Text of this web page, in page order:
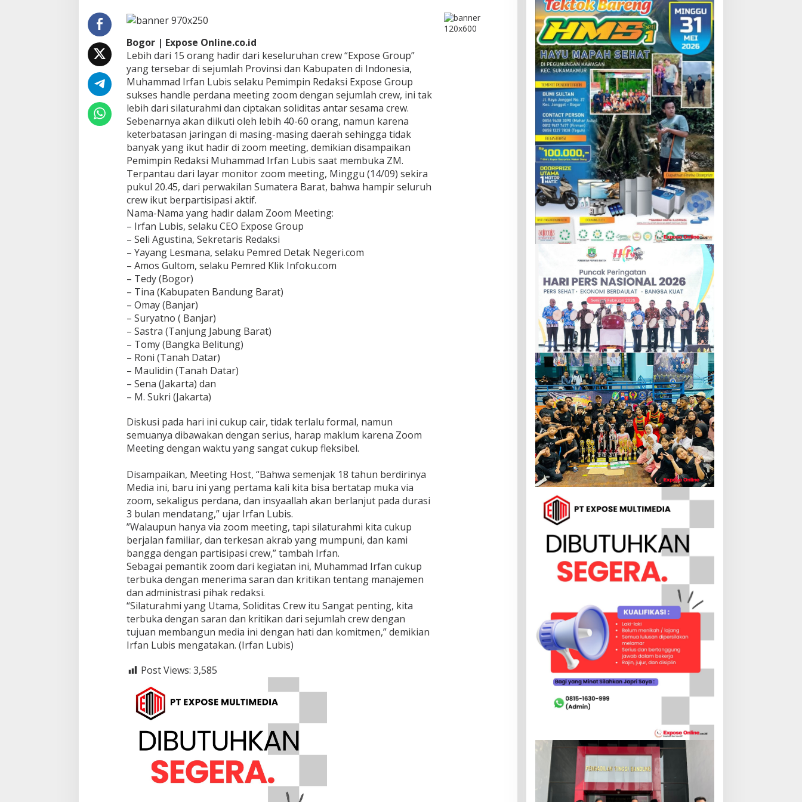
u
r
a
h
m
i
M
e
a
l
u
i
o
o
m
M
e
t
i
g
Bogor | Expose Online.co.id
Lebih dari 15 orang hadir dari keseluruhan crew “Expose Group”
yang tersebar di sejumlah Provinsi dan Kabupaten di Indonesia,
Muhammad Irfan Lubis selaku Pemimpin Redaksi Expose Group
sukses handle perdana meeting zoom dengan sejumlah crew, ini tak
lebih dari silaturahmi dan ciptakan soliditas antar sesama crew.
‎Sebenarnya akan diikuti oleh lebih 40-60 orang, namun karena
keterbatasan jaringan di masing-masing daerah sehingga tidak
banyak yang ikut hadir di zoom meeting, demikian disampaikan
Pemimpin Redaksi Muhammad Irfan Lubis saat membuka ZM.
‎Terpantau dari layar monitor zoom meeting, Minggu (14/09) sekira
pukul 20.45, dari perwakilan Sumatera Barat, bahwa hampir seluruh
crew ikut berpartisipasi aktif.
Nama-Nama yang hadir dalam Zoom Meeting:
– Irfan Lubis, selaku CEO Expose Group
– Seli Agustina, Sekretaris Redaksi
– Yayang Lesmana, selaku Pemred Detak Negeri.com
– Amos Gultom, selaku Pemred Klik Infoku.com
– Tedy (Bogor)
– Tina (Kabupaten Bandung Barat)
– Omay (Banjar)
– Suryatno ( Banjar)
– Sastra (Tanjung Jabung Barat)
– Tomy (Bangka Belitung)
– Roni (Tanah Datar)
– Maulidin (Tanah Datar)
– Sena (Jakarta) dan
– M. Sukri (Jakarta)
‎Diskusi pada hari ini cukup cair, tidak terlalu formal, namun
semuanya dibawakan dengan serius, harap maklum karena Zoom
Meeting dengan waktu yang sangat cukup fleksibel.
‎Disampaikan, Meeting Host, “Bahwa semenjak 18 tahun berdirinya
Media ini, baru ini yang pertama kali kita bisa bertatap muka via
zoom, sekaligus perdana, dan insyaallah akan berlanjut pada durasi
3 bulan mendatang,” ujar Irfan Lubis.
‎”Walaupun hanya via zoom meeting, tapi silaturahmi kita cukup
berjalan familiar, dan terkesan akrab yang mumpuni, dan kami
bangga dengan partisipasi crew,” tambah Irfan.
‎Sebagai pemantik zoom dari kegiatan ini, Muhammad Irfan cukup
terbuka dengan menerima saran dan kritikan tentang manajemen
dan administrasi pihak redaksi.
“‎‎Silaturahmi yang Utama, Soliditas Crew itu Sangat penting, kita
terbuka dengan saran dan kritikan dari sejumlah crew dengan
tujuan membangun media ini dengan hati dan komitmen,” demikian
Irfan Lubis mengatakan. (Irfan Lubis)
Post Views: 3,585